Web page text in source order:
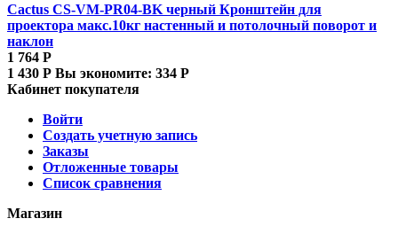
Cactus CS-VM-PR04-BK черный Кронштейн для
проектора макс.10кг настенный и потолочный поворот и
наклон
1 764 Р
1 430 Р Вы экономите: 334 Р
Кабинет покупателя
Войти
Создать учетную запись
Заказы
Отложенные товары
Список сравнения
Магазин